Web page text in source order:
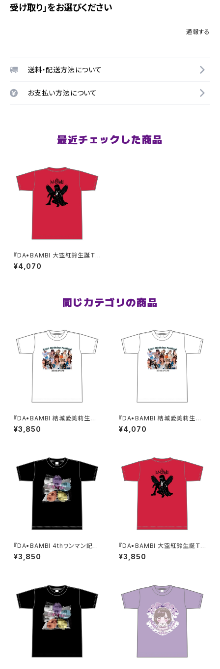
受け取り」をお選びください
通報する
送料・配送方法について
お支払い方法について
最近チェックした商品
『DA•BAMBI 大空紅鈴生誕Ｔシ
ャツ』XXL〜XXXLサイズ
¥4,070
同じカテゴリの商品
『DA•BAMBI 結城愛美莉生誕
Ｔシャツ』M〜XLサイズ
¥3,850
『DA•BAMBI 結城愛美莉生誕
Ｔシャツ』XXL〜XXXLサイズ
¥4,070
『DA•BAMBI 4thワンマン記念
Ｔシャツ』M〜XLサイズ
¥3,850
『DA•BAMBI 大空紅鈴生誕Ｔシ
ャツ』M〜XLサイズ
¥3,850